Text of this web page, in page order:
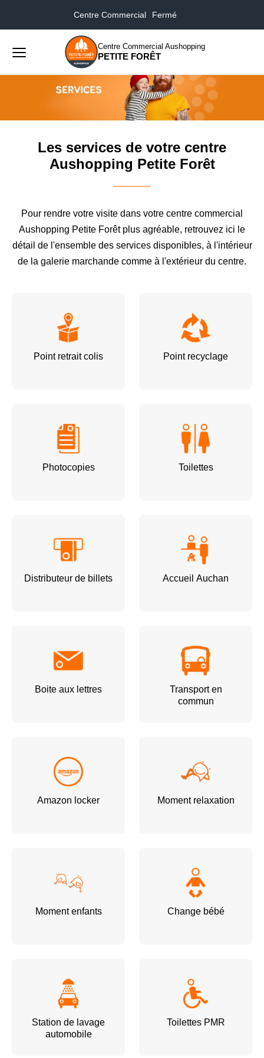
Centre Commercial Fermé
Menu
principal
Centre Commercial Aushopping
PETITE FORÊT
site
Les services de votre centre Aushopping Petite
Les services de votre centre
Aushopping Petite Forêt
Pour rendre votre visite dans votre centre commercial
Aushopping Petite Forêt plus agréable, retrouvez ici le
détail de l'ensemble des services disponibles, à l'intérieur
de la galerie marchande comme à l'extérieur du centre.
Point retrait colis Point recyclage
Photocopies Toilettes
Distributeur de billets Accueil Auchan
Boite aux lettres
Transport en
commun
Amazon locker Moment relaxation
Moment enfants Change bébé
Station de lavage
automobile
Toilettes PMR